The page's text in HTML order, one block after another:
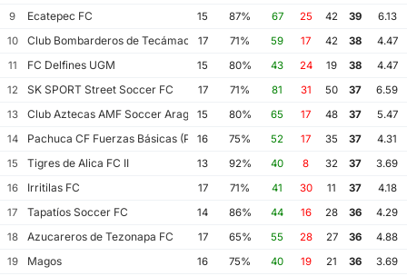
9
Ecatepec FC 15 87% 67 25 42 39
6.13
10
Club Bombarderos de Tecámac 17 71% 59 17 42 38
4.47
11
FC Delfines UGM 15 80% 43 24 19 38
4.47
12
SK SPORT Street Soccer FC 17 71% 81 31 50 37
6.59
13
Club Aztecas AMF Soccer Aragón15 80% 65 17 48 37
5.47
14
Pachuca CF Fuerzas Básicas (Pachuca CF III)
16 75% 52 17 35 37
4.31
15
Tigres de Alica FC II 13 92% 40 8 32 37
3.69
16
Irritilas FC 17 71% 41 30 11 37
4.18
17
Tapatíos Soccer FC 14 86% 44 16 28 36
4.29
18
Azucareros de Tezonapa FC 17 65% 55 28 27 36
4.88
19
Magos 16 75% 40 19 21 36 3.69